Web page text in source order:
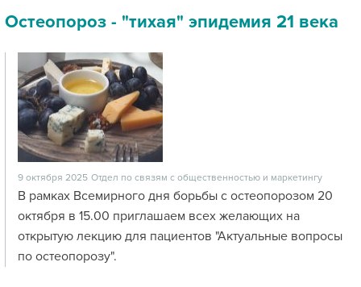
Остеопороз - "тихая" эпидемия 21 века
9 октября 2025 Отдел по связям с общественностью и маркетингу
В рамках Всемирного дня борьбы с остеопорозом 20
октября в 15.00 приглашаем всех желающих на
открытую лекцию для пациентов "Актуальные вопросы
по остеопорозу".